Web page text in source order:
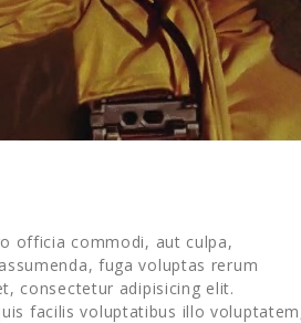
officia commodi, aut culpa,
fuga voluptas rerum
consectetur adipisicing elit.
facilis voluptatibus illo